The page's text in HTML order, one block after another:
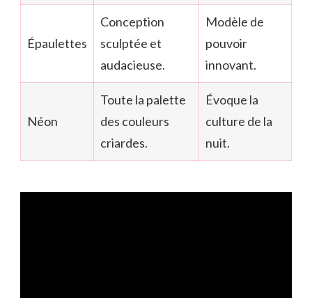
Épaulettes
Conception
sculptée et
audacieuse.
Modèle de
pouvoir
innovant.
Néon
Toute la palette
des couleurs
criardes.
Évoque la
culture de la
nuit.